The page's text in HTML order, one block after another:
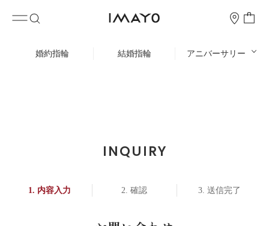
婚約指輪 結婚指輪 アニバーサリー
INQUIRY
内容入力 確認 送信完了